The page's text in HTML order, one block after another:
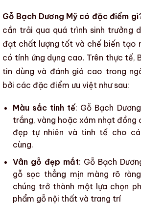
Gỗ Bạch Dương Mỹ có đặc điểm
cần trải qua quá trình sinh trưởng
đạt chất lượng tốt và chế biến tạo
có tính ứng dụng cao. Trên thực tế,
tin dùng và đánh giá cao trong
bởi các đặc điểm ưu việt như sau:
Màu sắc tinh tế: Gỗ Bạch
trắng, vàng hoặc xám nhạt đồng
đẹp tự nhiên và tinh tế cho
cùng.
Vân gỗ đẹp mắt: Gỗ Bạch
gỗ sọc thẳng mịn màng rõ
chúng trở thành một lựa chọn
phẩm gỗ nội thất và trang trí